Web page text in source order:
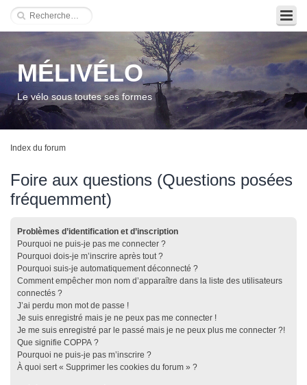
MÉLIVÉLO
Le vélo sous toutes ses formes
Index du forum
Foire aux questions (Questions posées
fréquemment)
Problèmes d’identification et d’inscription
Pourquoi ne puis-je pas me connecter ?
Pourquoi dois-je m’inscrire après tout ?
Pourquoi suis-je automatiquement déconnecté ?
Comment empêcher mon nom d’apparaître dans la liste des utilisateurs
connectés ?
J’ai perdu mon mot de passe !
Je suis enregistré mais je ne peux pas me connecter !
Je me suis enregistré par le passé mais je ne peux plus me connecter ?!
Que signifie COPPA ?
Pourquoi ne puis-je pas m’inscrire ?
À quoi sert « Supprimer les cookies du forum » ?